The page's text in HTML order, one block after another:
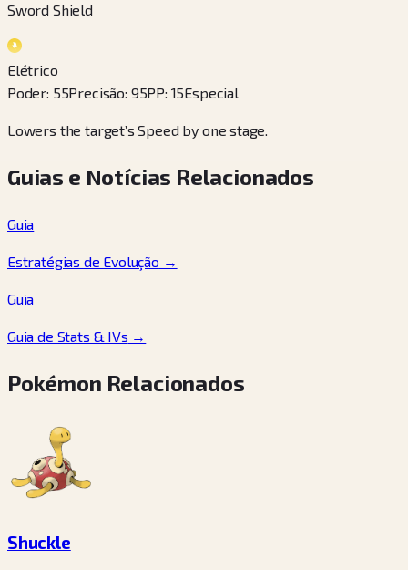
Sword Shield
Elétrico
Poder: 55Precisão: 95PP: 15Especial
Lowers the target’s Speed by one stage.
Guias e Notícias Relacionados
Guia
Estratégias de Evolução →
Guia
Guia de Stats & IVs →
Pokémon Relacionados
Shuckle